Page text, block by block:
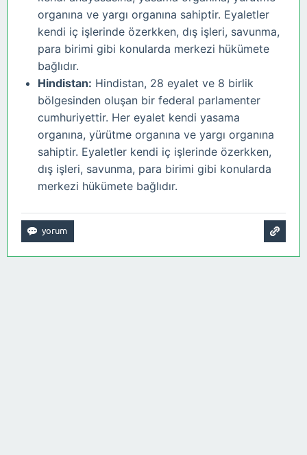
organına ve yargı organına sahiptir. Eyaletler
kendi iç işlerinde özerkken, dış işleri, savunma,
para birimi gibi konularda merkezi hükümete
bağlıdır.
Hindistan: Hindistan, 28 eyalet ve 8 birlik
bölgesinden oluşan bir federal parlamenter
cumhuriyettir. Her eyalet kendi yasama
organına, yürütme organına ve yargı organına
sahiptir. Eyaletler kendi iç işlerinde özerkken,
dış işleri, savunma, para birimi gibi konularda
merkezi hükümete bağlıdır.